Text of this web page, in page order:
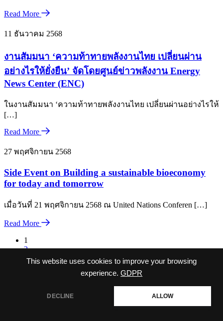
This website uses cookies to improve your browsing
experience. GDPR
DECLINE ALLOW
Read More
11 ธันวาคม 2568
งานสัมมนา ‘ความท้าทายพลังงานไทย เปลี่ยนผ่าน
อย่างไรให้ยั่งยืน’ จัดโดยศูนย์ข่าวพลังงาน Energy
News Center (ENC)
ในงานสัมมนา ‘ความท้าทายพลังงานไทย เปลี่ยนผ่านอย่างไรให้
[…]
Read More
27 พฤศจิกายน 2568
Side Event on Building a sustainable bioeconomy
for today and tomorrow
เมื่อวันที่ 21 พฤศจิกายน 2568 ณ United Nations Conferen […]
Read More
1
2
3
Copyright © 2026 กลุ่มอุตสาหกรรมพลังงานหมุนเวียน -